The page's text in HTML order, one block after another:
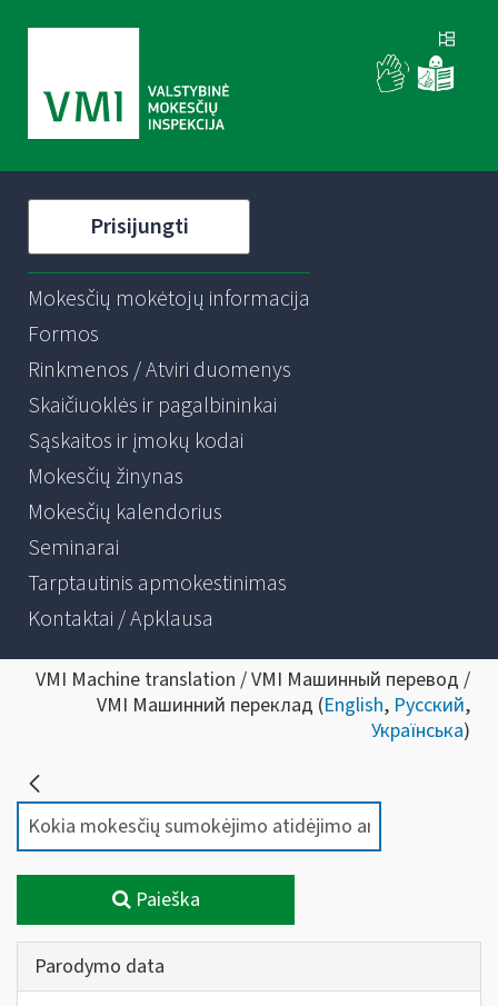
Prisijungti
Mokesčių mokėtojų informacija
Formos
Rinkmenos / Atviri duomenys
Skaičiuoklės ir pagalbininkai
Sąskaitos ir įmokų kodai
Mokesčių žinynas
Mokesčių kalendorius
Seminarai
Tarptautinis apmokestinimas
Kontaktai / Apklausa
VMI Machine translation / VMI Машинный перевод /
VMI Машинний переклад (English, Русский,
Українська)
Paieška
Parodymo data